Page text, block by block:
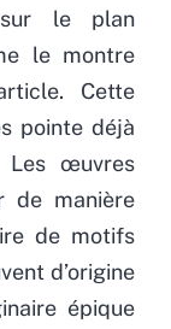
le plan
le montre
Cette
pointe déjà
Les œuvres
de manière
de motifs
d’origine
épique